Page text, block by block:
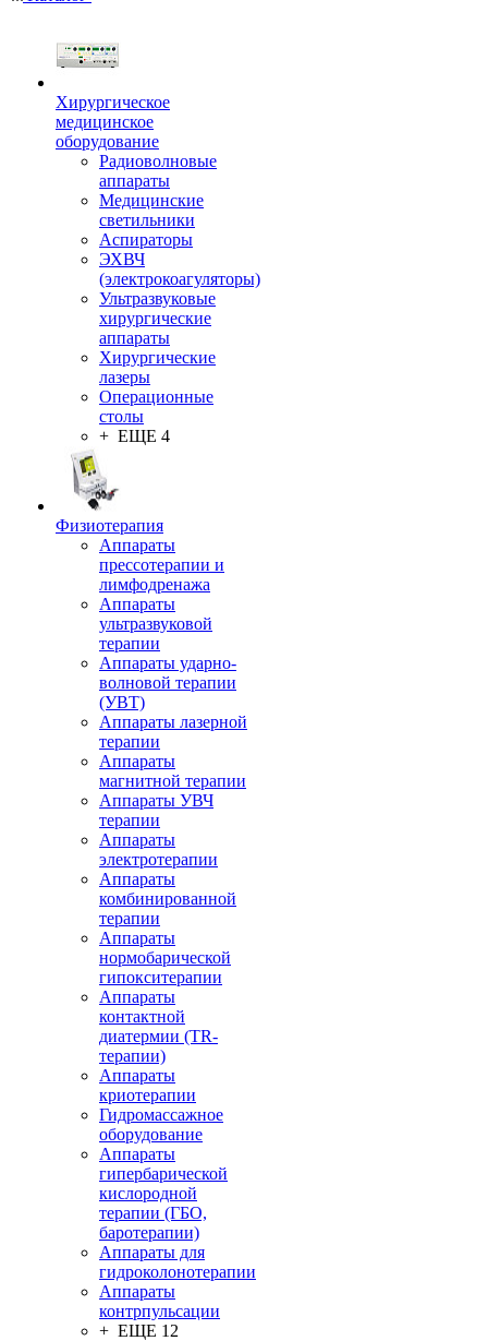
Хирургическое
медицинское
оборудование
Радиоволновые
аппараты
Медицинские
светильники
Аспираторы
ЭХВЧ
(электрокоагуляторы)
Ультразвуковые
хирургические
аппараты
Хирургические
лазеры
Операционные
столы
+ ЕЩЕ 4
Физиотерапия
Аппараты
прессотерапии и
лимфодренажа
Аппараты
ультразвуковой
терапии
Аппараты ударно-
волновой терапии
(УВТ)
Аппараты лазерной
терапии
Аппараты
магнитной терапии
Аппараты УВЧ
терапии
Аппараты
электротерапии
Аппараты
комбинированной
терапии
Аппараты
нормобарической
гипокситерапии
Аппараты
контактной
диатермии (TR-
терапии)
Аппараты
криотерапии
Гидромассажное
оборудование
Аппараты
гипербарической
кислородной
терапии (ГБО,
баротерапии)
Аппараты для
гидроколонотерапии
Аппараты
контрпульсации
+ ЕЩЕ 12